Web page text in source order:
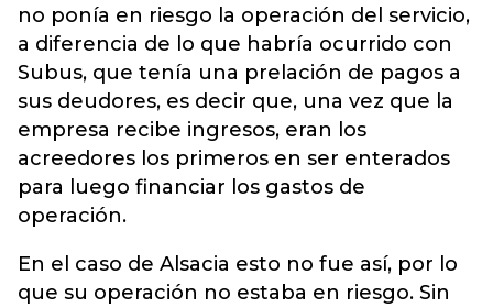
no ponía en riesgo la operación del servicio,
a diferencia de lo que habría ocurrido con
Subus, que tenía una prelación de pagos a
sus deudores, es decir que, una vez que la
empresa recibe ingresos, eran los
acreedores los primeros en ser enterados
para luego financiar los gastos de
operación.
En el caso de Alsacia esto no fue así, por lo
que su operación no estaba en riesgo. Sin